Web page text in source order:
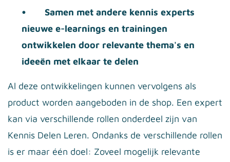
•
Samen met andere kennis experts
nieuwe e-learnings en trainingen
ontwikkelen door relevante thema's en
ideeën met elkaar te delen
Al deze ontwikkelingen kunnen vervolgens als
product worden aangeboden in de shop. Een expert
kan via verschillende rollen onderdeel zijn van
Kennis Delen Leren. Ondanks de verschillende rollen
is er maar één doel: Zoveel mogelijk relevante